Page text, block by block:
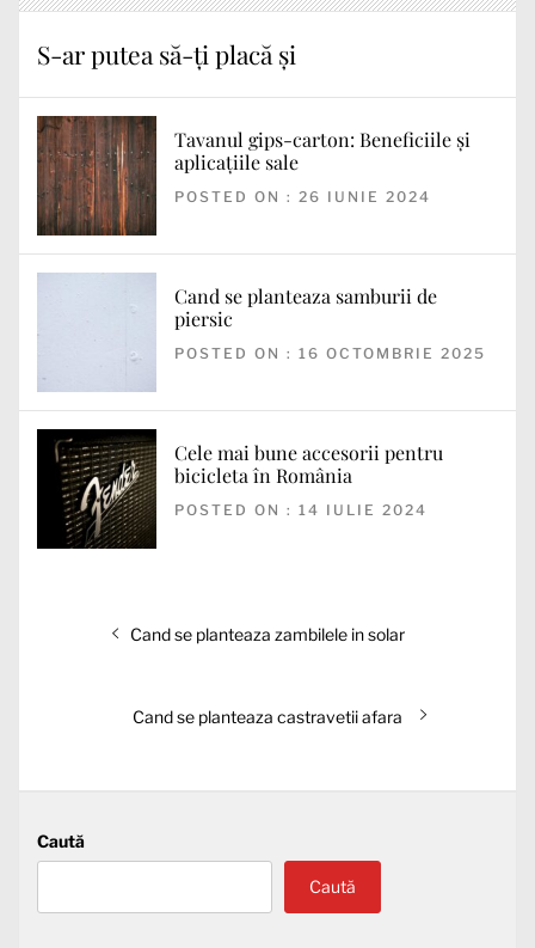
S-ar putea să-ți placă și
Tavanul gips-carton: Beneficiile și
aplicațiile sale
POSTED ON : 26 IUNIE 2024
Cand se planteaza samburii de
piersic
POSTED ON : 16 OCTOMBRIE 2025
Cele mai bune accesorii pentru
bicicleta în România
POSTED ON : 14 IULIE 2024
Articolul
Cand se planteaza zambilele in solar
Articolul
Cand se planteaza castravetii afara
Caută
Caută